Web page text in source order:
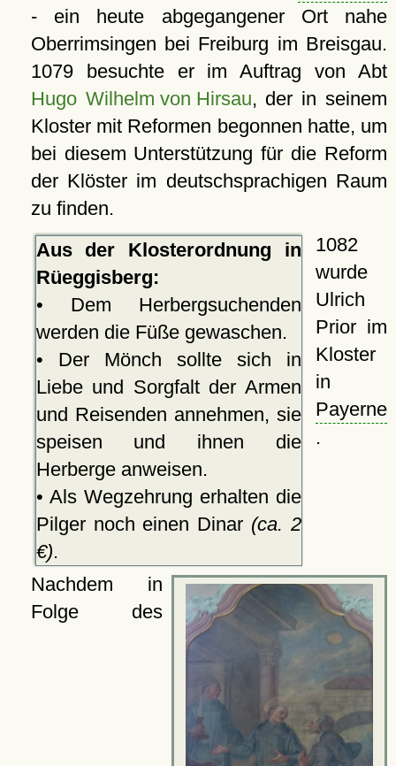
- ein heute abgegangener Ort nahe
Oberrimsingen bei Freiburg im Breisgau.
1079 besuchte er im Auftrag von Abt
Hugo Wilhelm von Hirsau, der in seinem
Kloster mit Reformen begonnen hatte, um
bei diesem Unterstützung für die Reform
der Klöster im deutschsprachigen Raum
zu finden.
Aus der Klosterordnung in
Rüeggisberg:
• Dem Herbergsuchenden
werden die Füße gewaschen.
• Der Mönch sollte sich in
Liebe und Sorgfalt der Armen
und Reisenden annehmen, sie
speisen und ihnen die
Herberge anweisen.
• Als Wegzehrung erhalten die
Pilger noch einen Dinar (ca. 2
€).
1082
wurde
Ulrich
Prior im
Kloster
in
Payerne
.
Nachdem in
Folge des